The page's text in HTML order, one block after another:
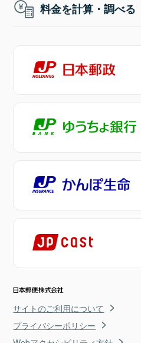
料金を計算・調べる
サイトのご利用について
プライバシーポリシー